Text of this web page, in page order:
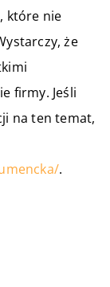
które nie
że
firmy. Jeśli
na ten temat,
.